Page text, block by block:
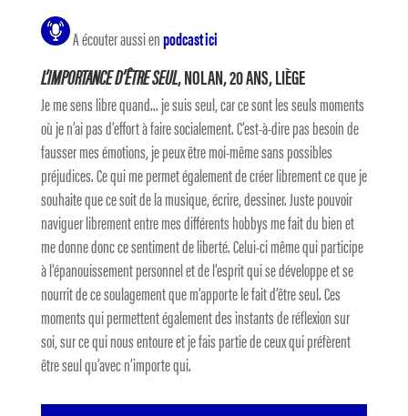
A écouter aussi enpodcast ici
L’IMPORTANCE D’ÊTRE SEUL, NOLAN, 20 ANS, LIÈGE
Je me sens libre quand… je suis seul, car ce sont les seuls moments
où je n’ai pas d’effort à faire socialement. C’est-à-dire pas besoin de
fausser mes émotions, je peux être moi-même sans possibles
préjudices. Ce qui me permet également de créer librement ce que je
souhaite que ce soit de la musique, écrire, dessiner. Juste pouvoir
naviguer librement entre mes différents hobbys me fait du bien et
me donne donc ce sentiment de liberté. Celui-ci même qui participe
à l’épanouissement personnel et de l’esprit qui se développe et se
nourrit de ce soulagement que m’apporte le fait d’être seul. Ces
moments qui permettent également des instants de réflexion sur
soi, sur ce qui nous entoure et je fais partie de ceux qui préfèrent
être seul qu’avec n’importe qui.